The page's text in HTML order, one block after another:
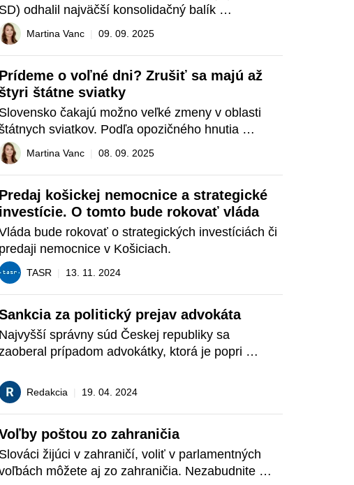
SD) odhalil najväčší konsolidačný balík
posledných rokov, informoval portál TERAZ.SK.
Slovensko čakajú drastické škrty vo výdavkoch,
dane a nové odvody. Cieľom je získať 2,7
miliardy eur, aby sa stabilizov
Martina Vanc 09. 09. 2025
Prídeme o voľné dni? Zrušiť sa majú až
štátne sviatky
Slovensko čakajú možno veľké zmeny v oblasti
sviatkov. Podľa opozičného hnutia
Progresívne Slovensko (PS) vláda pripravuje
kroky, ktoré by mohli viesť k tomu, že niektoré
sviatky už nebudú dňami pracovného
pokoja. Ide o súčasť pl&a
Martina Vanc 08. 09. 2025
Predaj košickej nemocnice a strategické
investície. O tomto bude rokovať vláda
bude rokovať o strategických investíciách či
predaji nemocnice v Košiciach.
TASR 13. 11. 2024
za politický prejav advokáta
Najvyšší správny súd Českej republiky sa
prípadom advokátky, ktorá je popri
verejného prejavu kritizovala migráciu a
islam.
Redakcia 19. 04. 2024
poštou zo zahraničia
Slováci žijúci v zahraničí, voliť v parlamentných
môžete aj zo zahraničia. Nezabudnite